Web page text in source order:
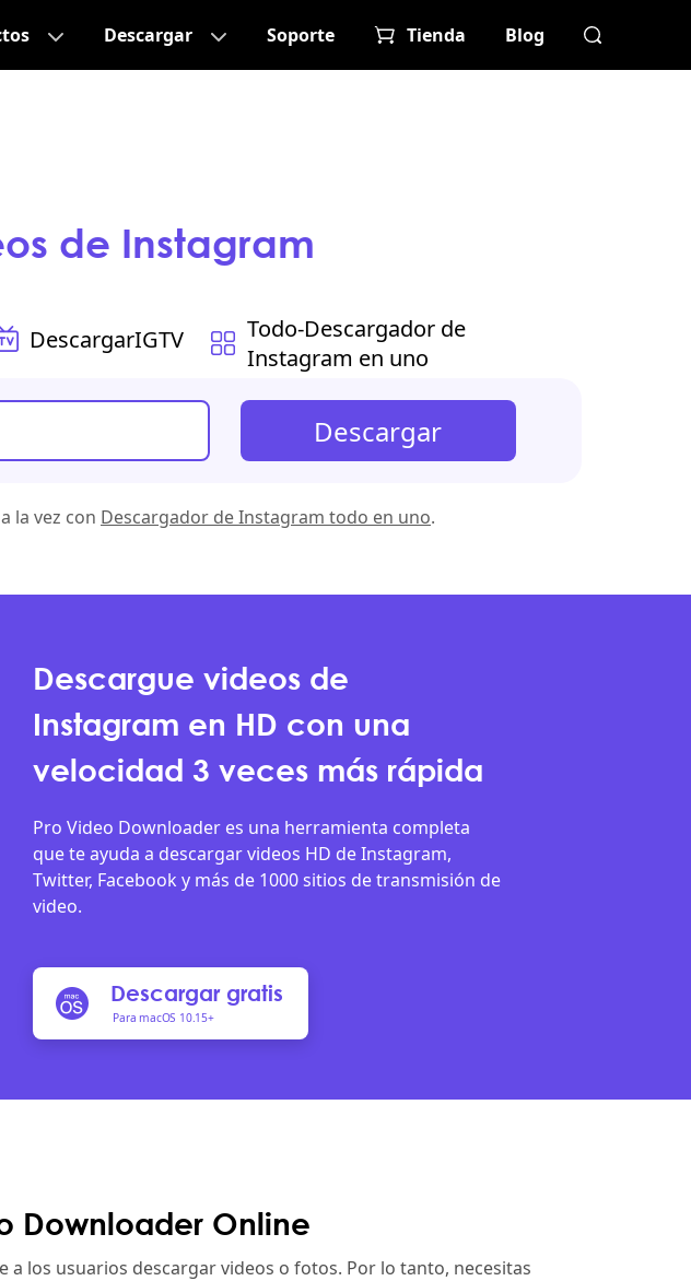
Descargar Soporte Tienda Blog
de Instagram
DescargarIGTV Todo-Descargador de
Instagram en uno
Descargar
la vez con Descargador de Instagram todo en uno.
Descargue videos de
Instagram en HD con una
velocidad 3 veces más rápida
Pro Video Downloader es una herramienta completa
que te ayuda a descargar videos HD de Instagram,
Twitter, Facebook y más de 1000 sitios de transmisión de
video.
Descargar gratis
Para macOS 10.15+
Downloader Online
los usuarios descargar videos o fotos. Por lo tanto, necesitas